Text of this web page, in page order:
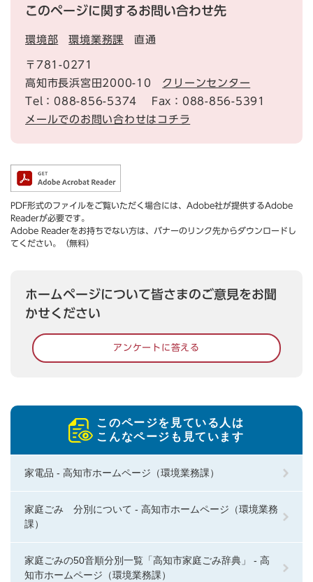
このページに関するお問い合わせ先
環境部 環境業務課 直通
〒781-0271
高知市長浜宮田2000-10 クリーンセンター
Tel：088-856-5374
Fax：088-856-5391
メールでのお問い合わせはコチラ
PDF形式のファイルをご覧いただく場合には、Adobe社が提供するAdobe
Readerが必要です。
Adobe Readerをお持ちでない方は、バナーのリンク先からダウンロードし
てください。（無料）
ホームページについて皆さまのご意見をお聞
かせください
アンケートに答える
このページを見ている人は
こんなページも見ています
家電品 - 高知市ホームページ（環境業務課）
家庭ごみ 分別について - 高知市ホームページ（環境業務
課）
家庭ごみの50音順分別一覧「高知市家庭ごみ辞典」 - 高
知市ホームページ（環境業務課）